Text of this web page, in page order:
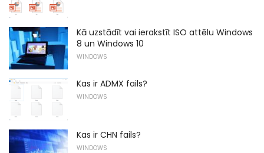
Kā uzstādīt vai ierakstīt ISO attēlu Windows
8 un Windows 10
WINDOWS
Kas ir ADMX fails?
WINDOWS
Kas ir CHN fails?
WINDOWS